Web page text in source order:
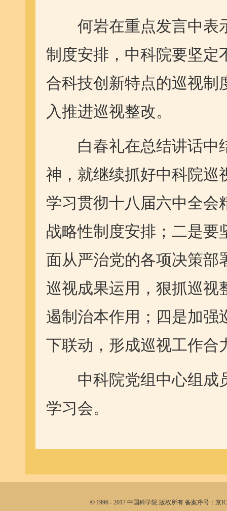
何岩在重点发言中表
制度安排，中科院要坚定
合科技创新特点的巡视制
入推进巡视整改。
白春礼在总结讲话中
神，就继续抓好中科院巡
学习贯彻十八届六中全会
战略性制度安排；二是要
面从严治党的各项决策部
巡视成果运用，狠抓巡视
遏制治本作用；四是加强
下联动，形成巡视工作合
中科院党组中心组成
学习会。
© 1996 - 2017 中国科学院 版权所有 备案序号：京